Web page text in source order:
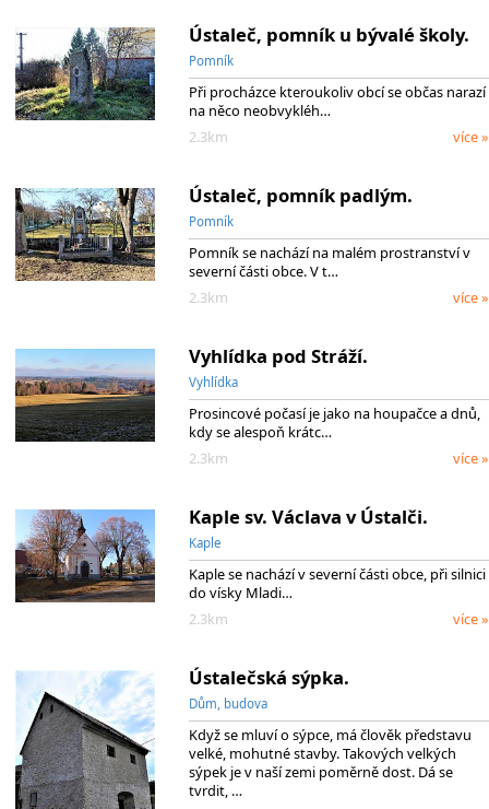
Ústaleč, pomník u bývalé školy.
Pomník
Při procházce kteroukoliv obcí se občas narazí
na něco neobvykléh…
2.3km
více »
Ústaleč, pomník padlým.
Pomník
Pomník se nachází na malém prostranství v
severní části obce. V t…
2.3km
více »
Vyhlídka pod Stráží.
Vyhlídka
Prosincové počasí je jako na houpačce a dnů,
kdy se alespoň krátc…
2.3km
více »
Kaple sv. Václava v Ústalči.
Kaple
Kaple se nachází v severní části obce, při silnici
do vísky Mladi…
2.3km
více »
Ústalečská sýpka.
Dům, budova
Když se mluví o sýpce, má člověk představu
velké, mohutné stavby. Takových velkých
sýpek je v naší zemi poměrně dost. Dá se
tvrdit, …